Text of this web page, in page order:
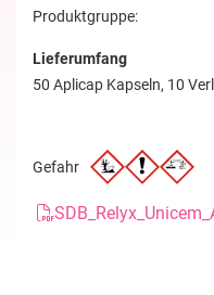
Produktgruppe:
Lieferumfang
50 Aplicap Kapseln, 10
Gefahr